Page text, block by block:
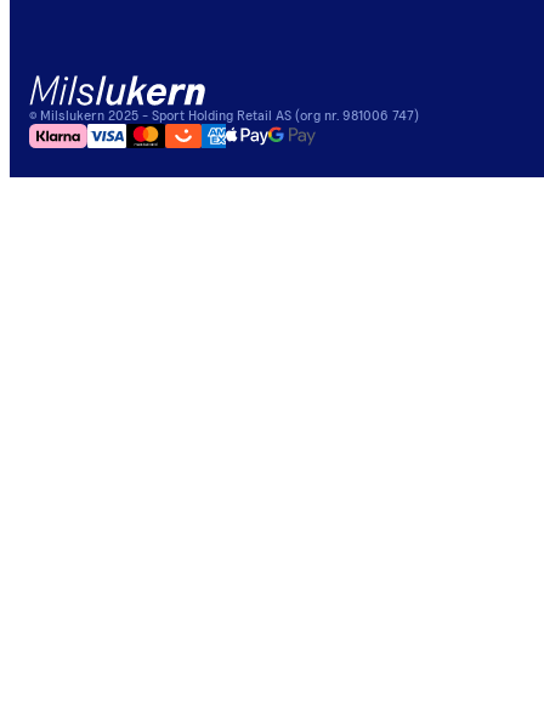
© Milslukern 2025 - Sport Holding Retail AS (org nr. 981006 747)